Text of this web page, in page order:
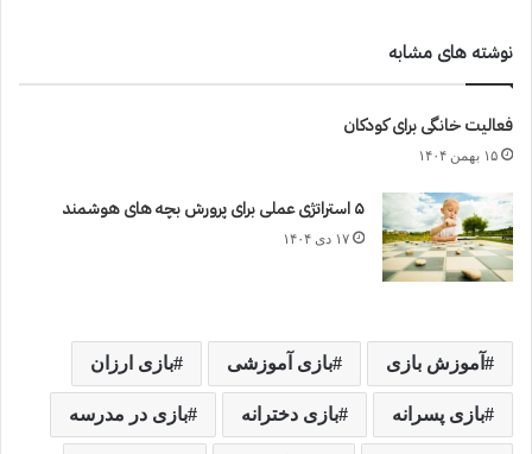
نوشته های مشابه
فعالیت خانگی برای کودکان
۱۵ بهمن ۱۴۰۴
۵ استراتژی عملی برای پرورش بچه های هوشمند
۱۷ دی ۱۴۰۴
آموزش بازی بازی آموزشی بازی ارزان
بازی پسرانه بازی دخترانه بازی در مدرسه